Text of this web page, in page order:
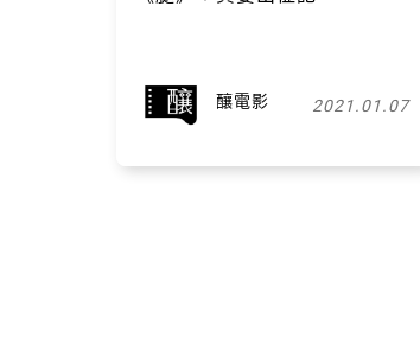
釀電影 2021.01.07